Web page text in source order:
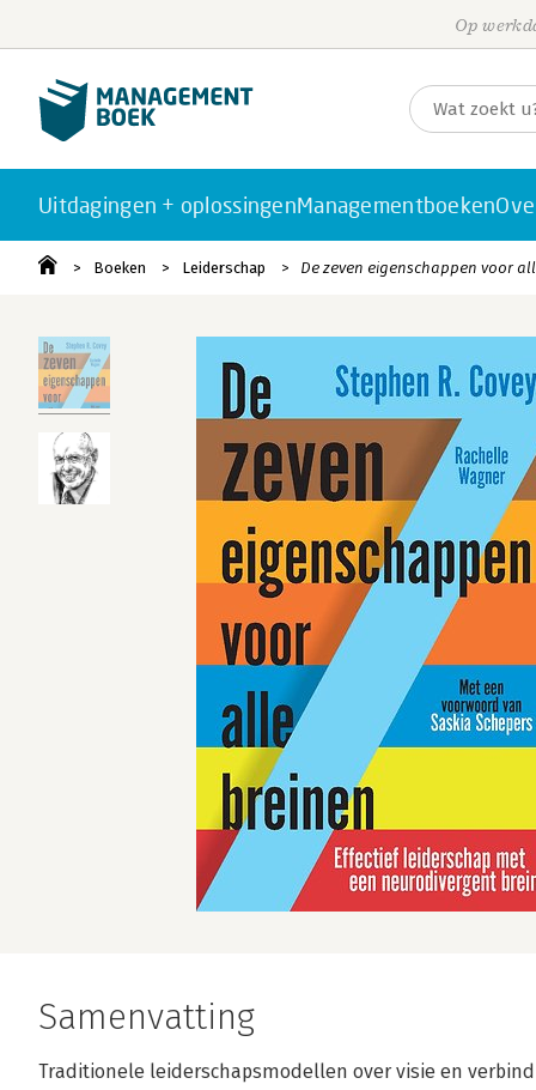
Op
Uitdagingen + oplossingenManagementboeken
Boeken Leiderschap De zeven eigenschappen voor
Samenvatting
Traditionele leiderschapsmodellen over visie en